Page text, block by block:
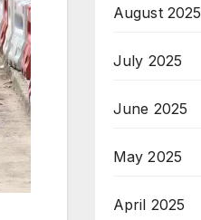
August 2025
July 2025
June 2025
May 2025
April 2025